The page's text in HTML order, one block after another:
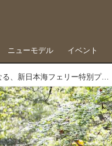
ニューモデル イベント
憧れのヒダカに参戦しやすくなる、新日本海フェリー特別プラン